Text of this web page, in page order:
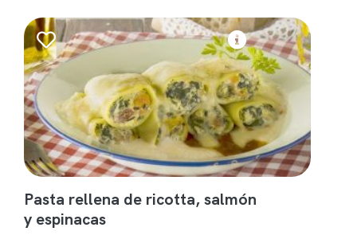
Pasta rellena de ricotta, salmón
y espinacas